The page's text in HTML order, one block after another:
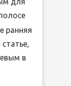
ранняя
в